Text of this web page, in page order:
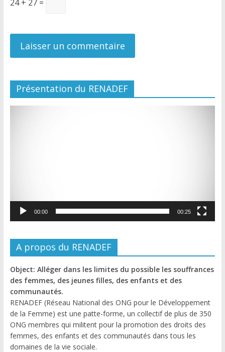
24 + 27 =
Présentation du RENADEF
00:00 00:25
A propos du RENADEF
Object: Alléger dans les limites du possible les souffrances
des femmes, des jeunes filles, des enfants et des
communautés.
RENADEF (Réseau National des ONG pour le Développement
de la Femme) est une patte-forme, un collectif de plus de 350
ONG membres qui militent pour la promotion des droits des
femmes, des enfants et des communautés dans tous les
domaines de la vie sociale.